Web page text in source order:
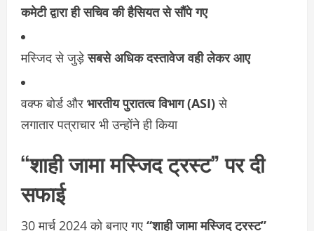
कमेटी द्वारा ही सचिव की हैसियत से सौंपे गए
मस्जिद से जुड़ेसबसे अधिक दस्तावेज वही लेकर आए
वक्फ बोर्ड और भारतीय पुरातत्व विभाग (ASI)से
लगातार पत्राचार भी उन्होंने ही किया
“शाही जामा मस्जिद ट्रस्ट” पर दी
सफाई
30 मार्च 2024 को बनाए गए “शाही जामा मस्जिद ट्रस्ट”